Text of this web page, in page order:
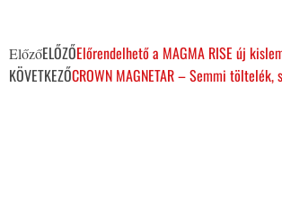
ElőzőELŐZŐElőrendelhető a MAGMA RISE új
KÖVETKEZŐCROWN MAGNETAR – Semmi